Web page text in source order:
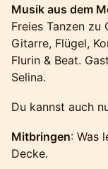
Musik aus dem
Freies Tanzen zu
Gitarre, Flügel,
Flurin & Beat.
Selina.
Du kannst auch
Mitbringen: Was
Decke.